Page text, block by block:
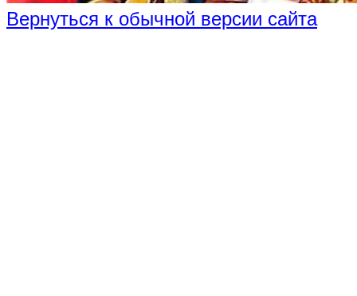
Вернуться к обычной версии сайта